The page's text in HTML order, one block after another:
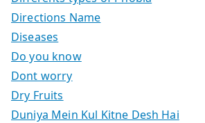
Directions Name
Diseases
Do you know
Dont worry
Dry Fruits
Duniya Mein Kul Kitne Desh Hai